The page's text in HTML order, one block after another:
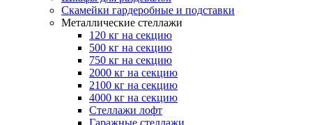
Скамейки гардеробные и подставки
Металлические стеллажи
120 кг на секцию
500 кг на секцию
750 кг на секцию
2000 кг на секцию
2100 кг на секцию
4000 кг на секцию
Стеллажи лофт
Гаражные стеллажи